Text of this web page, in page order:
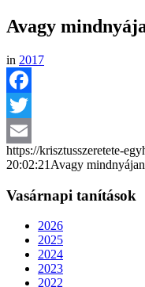
Avagy
in 2017
Facebook
Twitter
Email
https://krisztusszeretete-
20:02:21 Avagy
Vasárnapi tanítások
2026
2025
2024
2023
2022